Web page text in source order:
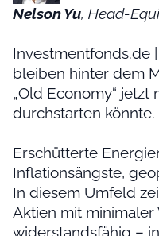
Nelson Yu, Head-
Investmentfonds.de
bleiben hinter dem
„Old Economy“
durchstarten könnte.
Erschütterte
Inflationsängste,
In diesem Umfeld
Aktien mit
widerstandsfähig –